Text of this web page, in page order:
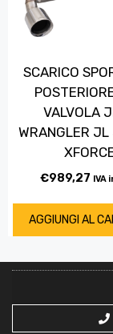
SCARICO
VALVOLA
WRANGLER JL
€989,27 IVA
AGGIUNGI AL